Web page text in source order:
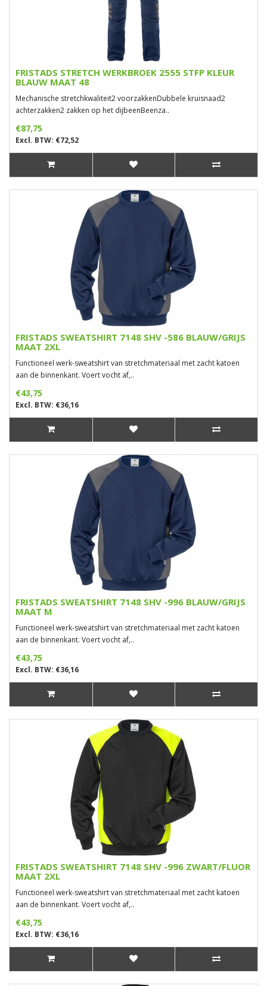
FRISTADS STRETCH WERKBROEK 2555 STFP KLEUR
BLAUW MAAT 48
Mechanische stretchkwaliteit2 voorzakkenDubbele kruisnaad2
achterzakken2 zakken op het dijbeenBeenza..
€87,75
Excl. BTW: €72,52
FRISTADS SWEATSHIRT 7148 SHV -586 BLAUW/GRIJS
MAAT 2XL
Functioneel werk-sweatshirt van stretchmateriaal met zacht katoen
aan de binnenkant. Voert vocht af,..
€43,75
Excl. BTW: €36,16
FRISTADS SWEATSHIRT 7148 SHV -996 BLAUW/GRIJS
MAAT M
Functioneel werk-sweatshirt van stretchmateriaal met zacht katoen
aan de binnenkant. Voert vocht af,..
€43,75
Excl. BTW: €36,16
FRISTADS SWEATSHIRT 7148 SHV -996 ZWART/FLUOR
MAAT 2XL
Functioneel werk-sweatshirt van stretchmateriaal met zacht katoen
aan de binnenkant. Voert vocht af,..
€43,75
Excl. BTW: €36,16